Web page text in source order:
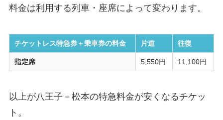
料金は利用する列車・座席によって変わります。
チケットレス特急券＋乗車券の料金 片道 往復
指定席 5,550円 11,100円
以上が八王子－松本の特急料金が安くなるチケッ
ト。